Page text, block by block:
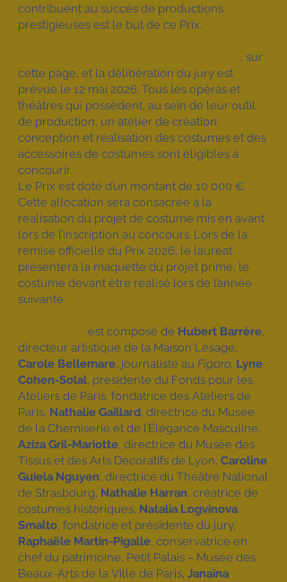
contribuent au succès de productions
prestigieuses est le but de ce Prix.
, sur
cette page, et la délibération du jury est
prévue le 12 mai 2026. Tous les opéras et
théâtres qui possèdent, au sein de leur outil
de production, un atelier de création,
conception et réalisation des costumes et des
accessoires de costumes sont éligibles à
concourir.
Le Prix est doté d’un montant de 10 000 €.
Cette allocation sera consacrée à la
réalisation du projet de costume mis en avant
lors de l’inscription au concours. Lors de la
remise officielle du Prix 2026, le lauréat
présentera la maquette du projet primé, le
costume devant être réalisé lors de l’année
suivante.
est composé de Hubert Barrère,
directeur artistique de la Maison Lesage,
Carole Bellemare, journaliste au Figaro, Lyne
Cohen-Solal, présidente du Fonds pour les
Ateliers de Paris, fondatrice des Ateliers de
Paris, Nathalie Gaillard, directrice du Musée
de la Chemiserie et de l’Élégance Masculine,
Aziza Gril-Mariotte, directrice du Musée des
Tissus et des Arts Décoratifs de Lyon, Caroline
Guiela Nguyen, directrice du Théâtre National
de Strasbourg, Nathalie Harran, créatrice de
costumes historiques, Natalia Logvinova
Smalto, fondatrice et présidente du jury,
Raphaële Martin-Pigalle, conservatrice en
chef du patrimoine, Petit Palais – Musée des
Beaux-Arts de la Ville de Paris, Janaïna